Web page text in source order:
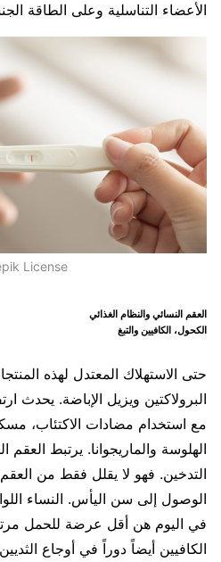
الأعضاء التناسلية وعلى الطاقة
License
العقم النسائي والنظام الغذائي
الكحول، الكافيين والتبغ
حتى الاستهلاك المعتدل لهذه
البرولاكتين ويزيل الإباضة. يحدث
مع استخدام مضادات الاكتئاب،
الهلوسة والماريجوانا. يرتبط العقم
التدخين. فهو لا يقلل فقط من
الوصول إلى سن اليأس. النساء
في اليوم هن أقل عرضة للحمل
الكافيين أيضاً دوراً في أوجاع